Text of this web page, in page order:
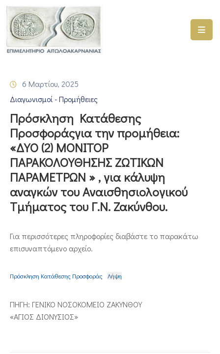
ΑΡΧΙΚΗ
ΓΕΜΗ
–
ΠΡΟΓΡΑΜΜΑΤΑ
ΕΠΙΜΕΛΗΤΗΡΙΟΥ
ΣΥΜΜΕΤΟΧΗ
ΕΤΑΙΡΕΙΕΣ
ΕΠΙΚΑΙΡΟΤΗΤΑ
ΕΠΙΚΟΙΝΩΝΙΑ
6 Μαρτίου, 2025
Διαγωνισμοί - Προμήθειες
Πρόσκληση Κατάθεσης
Προσφοράςγια την προμήθεια:
«ΔΥΟ (2) ΜΟΝΙΤΟΡ
ΠΑΡΑΚΟΛΟΥΘΗΣΗΣ ΖΩΤΙΚΩΝ
ΠΑΡΑΜΕΤΡΩΝ » , για κάλυψη
αναγκών του Αναισθησιολογικού
Τμήματος του Γ.Ν. Ζακύνθου.
Για περισσότερες πληροφορίες διαβάστε το παρακάτω
επισυναπτόμενο αρχείο.
Πρόσκληση Κατάθεσης Προσφοράς Λήψη
ΠΗΓΗ: ΓΕΝΙΚΟ ΝΟΣΟΚΟΜΕΙΟ ΖΑΚΥΝΘΟΥ
«ΑΓΙΟΣ ΔΙΟΝΥΣΙΟΣ»